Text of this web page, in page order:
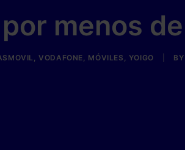
menos
,VODAFONE, MÓVILES , YOIGO